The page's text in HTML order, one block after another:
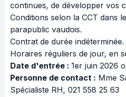
continues, de développer vos
Conditions selon la CCT dans
parapublic vaudois.
Contrat de durée indéterminée.
Horaires réguliers de jour, en
Date d'entrée : 1er juin 2026
Personne de contact : Mme
Spécialiste RH, 021 558 25 63